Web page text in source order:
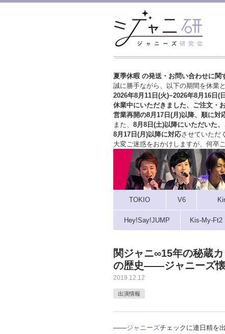
夏季休暇 の発送・お問い合わせに関
誠に勝手ながら、以下の期間を休業
2026年8月11日(火)~2026年8月16日(
休業中にいただきました、ご注文・
営業再開の8月17日(月)以降、順に対
また、 8月8日(土)以降にいただいた、
8月17日(月)以降に対応させていただ
大変ご迷惑をおかけしますが、 何卒
TOKIO V6
Hey!Say!JUMP Kis-My-Ft2
関ジャニ∞15年の秘蔵
の歴史――ジャニーズ
2019.12.12
出演情報
――ジャニーズチェックに連日精を